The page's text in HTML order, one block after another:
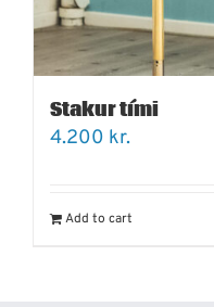
Stakur tími
4.200 kr.
Add to cart